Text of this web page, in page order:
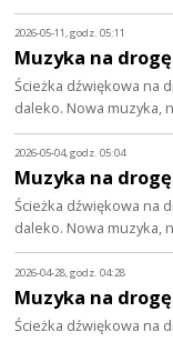
2026-05-11, godz. 05:11
Muzyka na
Ścieżka dźwiękowa na
daleko. Nowa muzyka,
2026-05-04, godz. 05:04
Muzyka na
Ścieżka dźwiękowa na
daleko. Nowa muzyka,
2026-04-28, godz. 04:28
Muzyka na
Ścieżka dźwiękowa na